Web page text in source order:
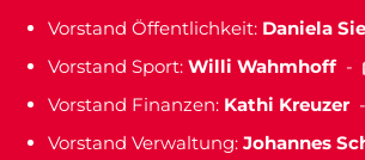
Vorstand Öffentlichkeit: Daniela
Vorstand Sport: Willi Wahmhoff-
Vorstand Finanzen: Kathi Kreuzer-
Vorstand Verwaltung: Johannes